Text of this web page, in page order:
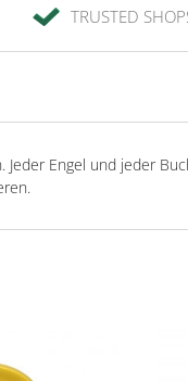
TRUSTED
Engel und jeder